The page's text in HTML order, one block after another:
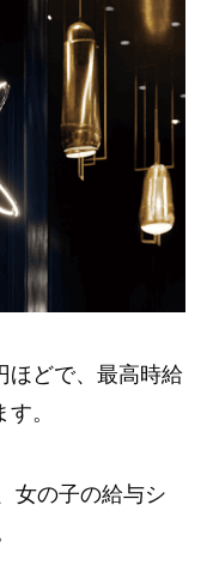
ほどで、最高時給
。
女の子の給与シ